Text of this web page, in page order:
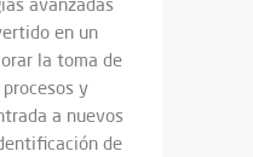
en un
la toma de
y
a nuevos
de